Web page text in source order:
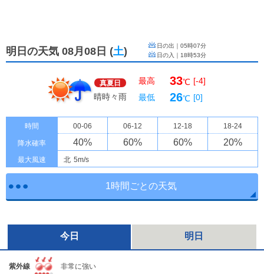
明日の天気 08月08日 (土) 日の出｜ 05時07分
日の入｜ 18時53分
真夏日
晴時々雨
最高 33℃ [-4]
最低
26℃ [0]
時間 00-06 06-12 12-18 18-24
降水確率 40% 60% 60% 20%
最大風速 北 5m/s
1時間ごとの天気
今日 明日
紫外線 非常に強い